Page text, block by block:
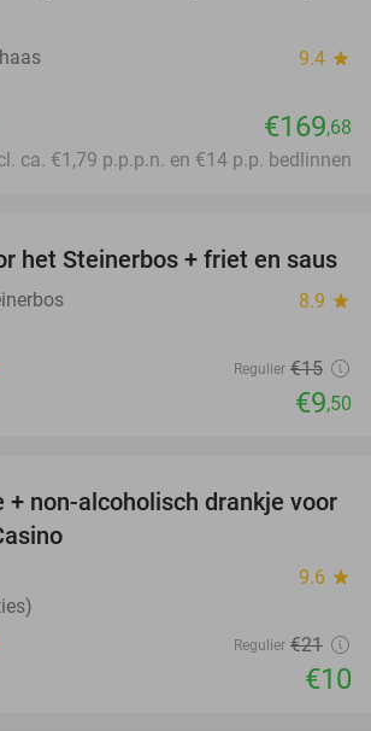
9.4 star
€169,68
ca. €1,79 p.p.p.n. en €14 p.p. bedlinnen
37%
het Steinerbos + friet en saus
8.9 star
Regulier €15
€9,50
52%
+ non-alcoholisch drankje voor
9.6 star
Regulier €21
€10